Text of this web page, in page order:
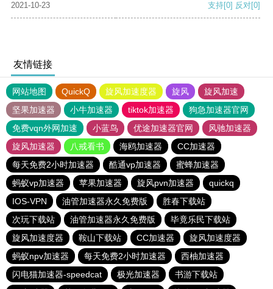
2021-10-23 支持[0] 反对[0]
友情链接
网站地图 QuickQ 旋风加速度器 旋风
旋风加速
坚果加速器
小牛加速器 tiktok加速器
狗急加速器官网
免费vqn外网加速
小蓝鸟 优途加速器官网
风驰加速器
旋风加速器
八戒看书 海鸥加速器
CC加速器
每天免费2小时加速器
酷通vp加速器
蜜蜂加速器
蚂蚁vp加速器
苹果加速器 旋风pvn加速器
quickq
IOS-VPN
油管加速器永久免费版
胜春下载站
次玩下载站
油管加速器永久免费版
毕竟乐民下载站
旋风加速度器
鞍山下载站 CC加速器
旋风加速度器
蚂蚁npv加速器
每天免费2小时加速器
西柚加速器
闪电猫加速器-speedcat
极光加速器
书游下载站